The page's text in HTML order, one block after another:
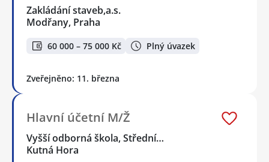
Zakládání staveb,a.s.
Modřany, Praha
60 000 – 75 000 Kč Plný úvazek
Zveřejněno: 11. března
Hlavní účetní M/Ž
Vyšší odborná škola, Střední…
Kutná Hora